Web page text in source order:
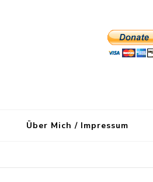
Über Mich / Impressum